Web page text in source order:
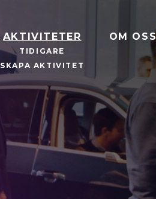
AKTIVITETER
TIDIGARE
SKAPA AKTIVITET
OM OSS